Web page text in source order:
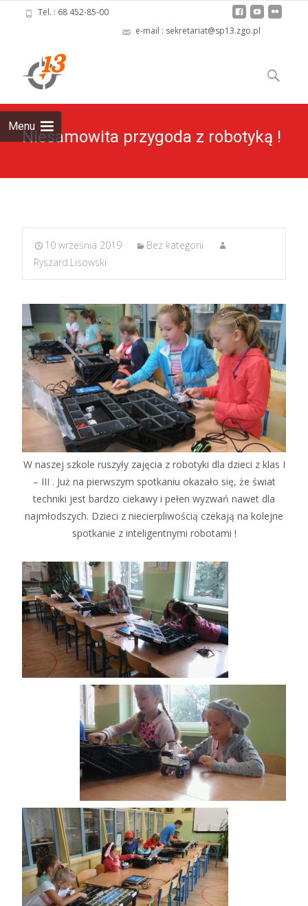
Tel. : 68 452-85-00
e-mail : sekretariat@sp13.zgo.pl
Menu
to
content
Szukaj:
Niesamowita przygoda z robotyką !
10 września 2019
Bez kategorii
Ryszard.Lisowski
W naszej szkole ruszyły zajęcia z robotyki dla dzieci z klas I
– III . Już na pierwszym spotkaniu okazało się, że świat
techniki jest bardzo ciekawy i pełen wyzwań nawet dla
najmłodszych. Dzieci z niecierpliwością czekają na kolejne
spotkanie z inteligentnymi robotami !